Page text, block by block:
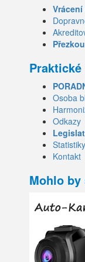
Vrácení
Praktické
Osoba
Odkazy
Kontakt
Mohlo